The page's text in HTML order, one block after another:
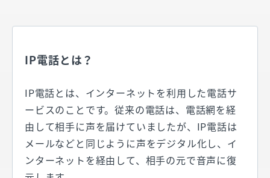
IP電話とは？
IP電話とは、インターネットを利用した電話サ
ービスのことです。従来の電話は、電話網を経
由して相手に声を届けていましたが、IP電話は
メールなどと同じように声をデジタル化し、イ
ンターネットを経由して、相手の元で音声に復